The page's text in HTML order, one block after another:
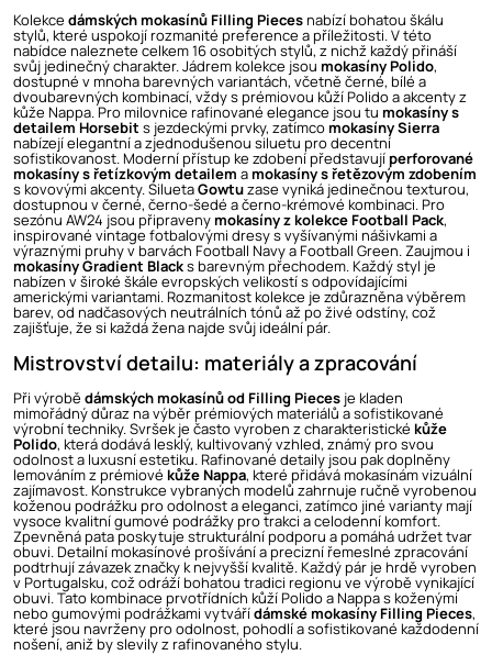
Kolekce dámských mokasínů Filling Piecesnabízí bohatou škálu
stylů, které uspokojí rozmanité preference a příležitosti. V této
nabídce naleznete celkem 16 osobitých stylů, z nichž každý přináší
svůj jedinečný charakter. Jádrem kolekce jsou mokasíny Polido,
dostupné v mnoha barevných variantách, včetně černé, bílé a
dvoubarevných kombinací, vždy s prémiovou kůží Polido a akcenty z
kůže Nappa. Pro milovnice rafinované elegance jsou tu mokasíny s
detailem Horsebit s jezdeckými prvky, zatímcomokasíny Sierra
nabízejí elegantní a zjednodušenou siluetu pro decentní
sofistikovanost. Moderní přístup ke zdobení představujíperforované
mokasíny s řetízkovým detailem amokasíny s řetězovým zdobením
s kovovými akcenty. SiluetaGowtuzase vyniká jedinečnou texturou,
dostupnou v černé, černo-šedé a černo-krémové kombinaci. Pro
sezónu AW24 jsou připravenymokasíny z kolekce Football Pack,
inspirované vintage fotbalovými dresy s vyšívanými nášivkami a
výraznými pruhy v barvách Football Navy a Football Green. Zaujmou i
mokasíny Gradient Blacks barevným přechodem. Každý styl je
nabízen v široké škále evropských velikostí s odpovídajícími
americkými variantami. Rozmanitost kolekce je zdůrazněna výběrem
barev, od nadčasových neutrálních tónů až po živé odstíny, což
zajišťuje, že si každá žena najde svůj ideální pár.
Mistrovství detailu: materiály a zpracování
Při výrobě dámských mokasínů od Filling Pieces je kladen
mimořádný důraz na výběr prémiových materiálů a sofistikované
výrobní techniky. Svršek je často vyroben z charakteristické kůže
Polido, která dodává lesklý, kultivovaný vzhled, známý pro svou
odolnost a luxusní estetiku. Rafinované detaily jsou pak doplněny
lemováním z prémiové kůže Nappa, které přidává mokasínám vizuální
zajímavost. Konstrukce vybraných modelů zahrnuje ručně vyrobenou
koženou podrážku pro odolnost a eleganci, zatímco jiné varianty mají
vysoce kvalitní gumové podrážky pro trakci a celodenní komfort.
Zpevněná pata poskytuje strukturální podporu a pomáhá udržet tvar
obuvi. Detailní mokasínové prošívání a precizní řemeslné zpracování
podtrhují závazek značky k nejvyšší kvalitě. Každý pár je hrdě vyroben
v Portugalsku, což odráží bohatou tradici regionu ve výrobě vynikající
obuvi. Tato kombinace prvotřídních kůží Polido a Nappa s koženými
nebo gumovými podrážkami vytvářídámské mokasíny Filling Pieces,
které jsou navrženy pro odolnost, pohodlí a sofistikované každodenní
nošení, aniž by slevily z rafinovaného stylu.